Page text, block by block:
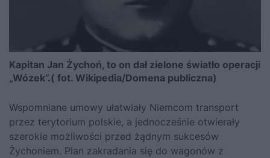
Kapitan Jan Żychoń, to on dał zielone światło operacji
„Wózek”.( fot. Wikipedia/Domena publiczna)
Wspomniane umowy ułatwiały Niemcom transport
przez terytorium polskie, a jednocześnie otwierały
szerokie możliwości przed żądnym sukcesów
Żychoniem. Plan zakradania się do wagonów z